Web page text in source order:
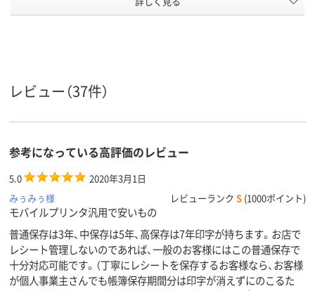
レビュー（37件）
参考になっている高評価のレビュー
5.0
2020年3月1日
みぅみぅ様
レビューランク S (1000ポイント)
モバイルプリンタ汎用で安いもの
普通保存は3年、中保存は5年、高保存は7年印字が持ちます。お店で
レシート管理しないのであれば、一般のお客様にはこの普通保存で
十分対応可能です。（丁寧にレシートを保存するお客様なら、お客様
が個人事業主さんでも帳簿保存期間分は印字が消えずにのこるた